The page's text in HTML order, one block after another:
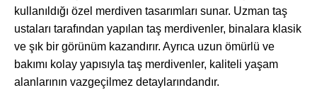
kullanıldığı özel merdiven tasarımları sunar. Uzman taş
ustaları tarafından yapılan taş merdivenler, binalara klasik
ve şık bir görünüm kazandırır. Ayrıca uzun ömürlü ve
bakımı kolay yapısıyla taş merdivenler, kaliteli yaşam
alanlarının vazgeçilmez detaylarındandır.